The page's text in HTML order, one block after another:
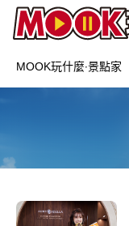
MOOK玩什麼‧景點家